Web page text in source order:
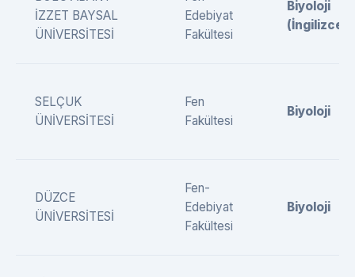
İZZET BAYSAL
ÜNİVERSİTESİ
Edebiyat
Fakültesi
Biyoloji
(İngilizce)
SELÇUK
ÜNİVERSİTESİ
Fen
Fakültesi
Biyoloji
DÜZCE
ÜNİVERSİTESİ
Fen-
Edebiyat
Fakültesi
Biyoloji